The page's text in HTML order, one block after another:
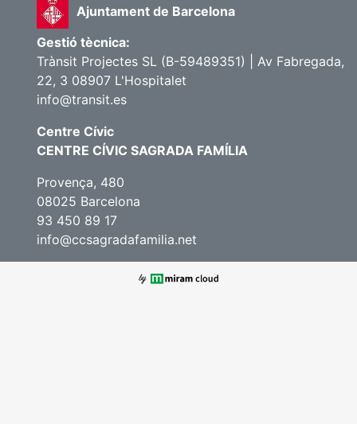
Ajuntament de Barcelona
Gestió tècnica:
Trànsit Projectes SL (B-59489351) | Av Fabregada,
22, 3 08907 L'Hospitalet
info@transit.es
Centre Cívic
CENTRE CÍVIC SAGRADA FAMÍLIA
Provença, 480
08025 Barcelona
93 450 89 17
info@ccsagradafamilia.net